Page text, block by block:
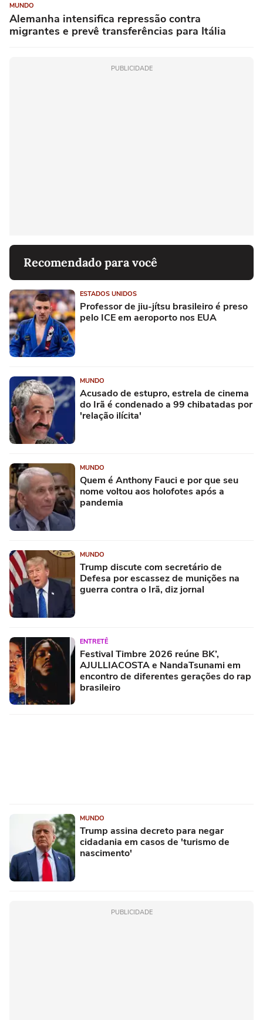
MUNDO
Alemanha intensifica repressão contra
migrantes e prevê transferências para Itália
PUBLICIDADE
Recomendado para você
ESTADOS UNIDOS
Professor de jiu-jítsu brasileiro é preso
pelo ICE em aeroporto nos EUA
MUNDO
Acusado de estupro, estrela de cinema
do Irã é condenado a 99 chibatadas por
'relação ilícita'
MUNDO
Quem é Anthony Fauci e por que seu
nome voltou aos holofotes após a
pandemia
MUNDO
Trump discute com secretário de
Defesa por escassez de munições na
guerra contra o Irã, diz jornal
ENTRETÊ
Festival Timbre 2026 reúne BK’,
AJULLIACOSTA e NandaTsunami em
encontro de diferentes gerações do rap
brasileiro
MUNDO
Trump assina decreto para negar
cidadania em casos de 'turismo de
nascimento'
PUBLICIDADE